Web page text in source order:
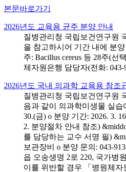
본문바로가기
2026년도 교육용 균주 분양 안내
질병관리청 국립보건연구원
을 참고하시어 기간 내에 분
주: Bacillus cereus 등 28주(
체자원은행 담당자(전화: 043-
2026년도 국내 의과학 교육용 참조
질병관리청 국립보건연구원
음과 같이 의과학미생물 실습
30.(금) o 분양 기간: 2026. 3.
2. 분양절차 안내 참조)
를 담당하는 교수 서명 필)
보관장비 o 분양 문의: 043-
읍 오송생명 2로 220, 국가병
이를 위반할 경우 「병원체